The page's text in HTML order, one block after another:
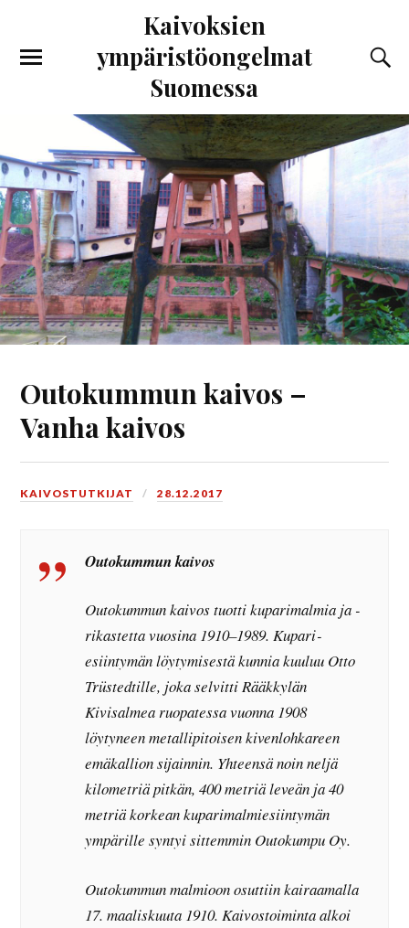
Kaivoksien
ympäristöongelmat
Suomessa
Outokummun kaivos –
Vanha kaivos
KAIVOSTUTKIJAT 28.12.2017
Outokummun kaivos
Outokummun kaivos tuotti kuparimalmia ja -
rikastetta vuosina 1910–1989. Kupari­
esiintymän löytymisestä kunnia kuuluu Otto
Trüstedtille, joka selvitti Rääkkylän
Kivisalmea ruopatessa vuonna 1908
löytyneen metallipitoisen kivenlohkareen
emäkallion sijainnin. Yhteensä noin neljä
kilometriä pitkän, 400 metriä leveän ja 40
metriä korkean kuparimalmiesiintymän
ympärille syntyi sittemmin Outokumpu Oy.
Outokummun malmioon osuttiin kairaamalla
17. maaliskuuta 1910. Kaivostoiminta alkoi